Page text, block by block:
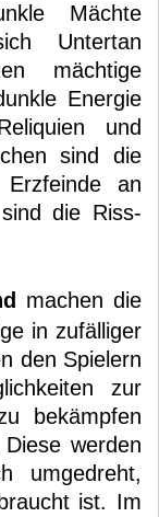
Mächte
Untertan
mächtige
Energie
und
sind die
an
die Riss-
machen die
in zufälliger
den Spielern
zur
bekämpfen
werden
umgedreht,
ist. Im